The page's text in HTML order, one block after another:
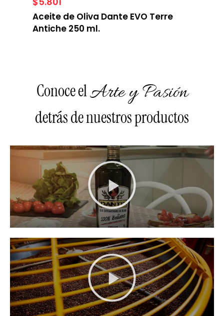
Aceite de Oliva Dante EVO Terre
Antiche 250 ml.
Conoce elArte y Pasión
detrás de nuestros productos